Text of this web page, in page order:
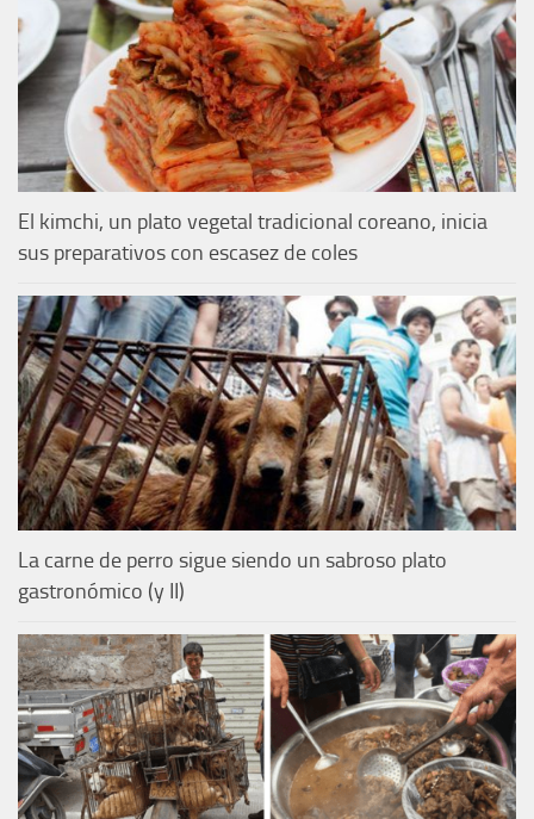
El kimchi, un plato vegetal tradicional coreano, inicia
sus preparativos con escasez de coles
La carne de perro sigue siendo un sabroso plato
gastronómico (y II)